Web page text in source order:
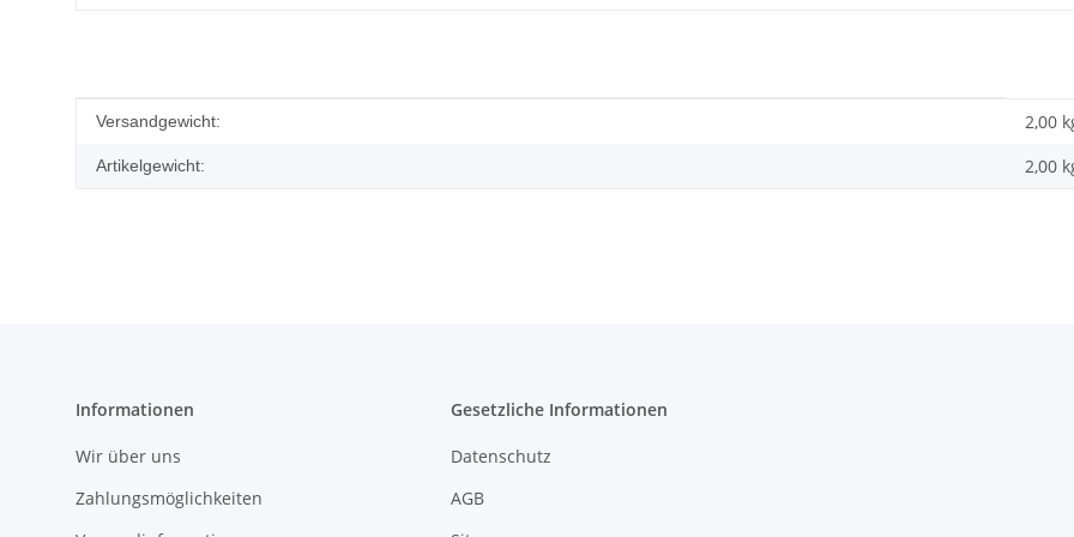
Produkteigenschaft
Wert
Versandgewicht: 2,00
Artikelgewicht: 2,00
Informationen
Wir über uns
Zahlungsmöglichkeiten
Gesetzliche Informationen
Datenschutz
AGB